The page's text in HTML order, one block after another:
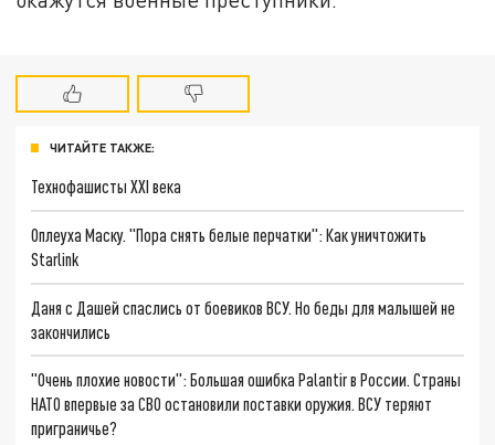
ЧИТАЙТЕ ТАКЖЕ:
Технофашисты XXI века
Оплеуха Маску. "Пора снять белые перчатки": Как уничтожить
Starlink
Даня с Дашей спаслись от боевиков ВСУ. Но беды для малышей не
закончились
"Очень плохие новости": Большая ошибка Palantir в России. Страны
НАТО впервые за СВО остановили поставки оружия. ВСУ теряют
приграничье?